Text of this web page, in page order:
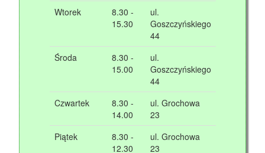
Wtorek
8.30 -
15.30
ul.
Goszczyńskiego
44
Środa
8.30 -
15.00
ul.
Goszczyńskiego
44
Czwartek
8.30 -
14.00
ul. Grochowa
23
Piątek
8.30 -
12.30
ul. Grochowa
23